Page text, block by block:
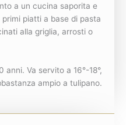
a un cucina saporita e
piatti a base di pasta
alla griglia, arrosti o
Va servito a 16°-18°,
ampio a tulipano.